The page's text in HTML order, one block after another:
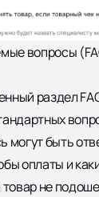
вопросы
раздел
могут быть
оплаты и
не